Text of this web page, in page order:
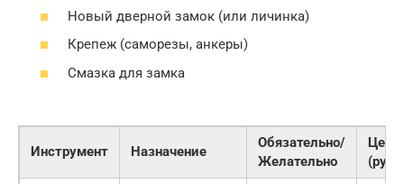
Новый дверной замок (или личинка)
Крепеж (саморезы, анкеры)
Смазка для замка
Инструмент Назначение
Обязательно/
Желательно
Цена
(руб.)